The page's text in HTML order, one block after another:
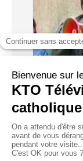
28-09
Diffusé le 28/
Voyage du